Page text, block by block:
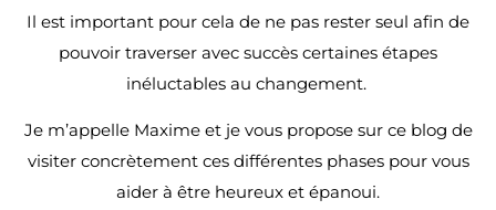
Il est important pour cela de ne pas rester seul afin de
pouvoir traverser avec succès certaines étapes
inéluctables au changement.
Je m’appelle Maxime et je vous propose sur ce blog de
visiter concrètement ces différentes phases pour vous
aider à être heureux et épanoui.